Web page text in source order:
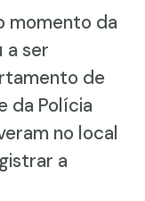
momento da
a ser
de
da Polícia
no local
a